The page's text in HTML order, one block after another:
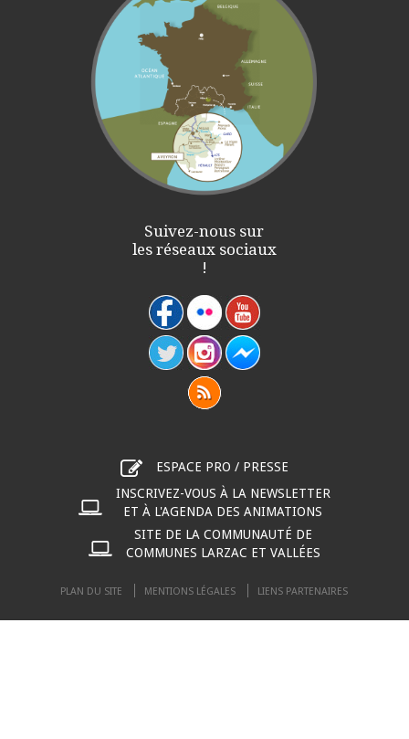
Suivez-nous sur
les réseaux sociaux
!
ESPACE PRO / PRESSE
INSCRIVEZ-VOUS À LA NEWSLETTER
ET À L'AGENDA DES ANIMATIONS
SITE DE LA COMMUNAUTÉ DE
COMMUNES LARZAC ET VALLÉES
PLAN DU SITE MENTIONS LÉGALES LIENS PARTENAIRES